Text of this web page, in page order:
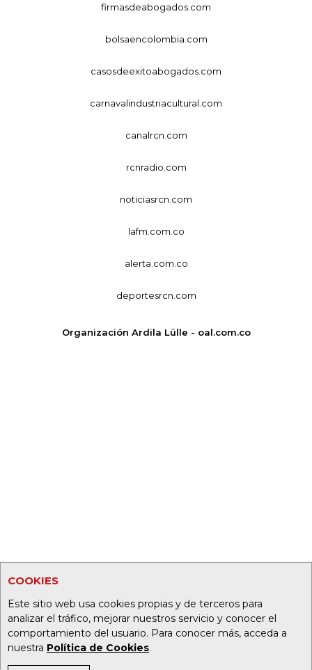
COOKIES
Este sitio web usa cookies propias y de terceros para
analizar el tráfico, mejorar nuestros servicio y conocer el
comportamiento del usuario. Para conocer más, acceda a
nuestra Política de Cookies.
firmasdeabogados.com
bolsaencolombia.com
casosdeexitoabogados.com
carnavalindustriacultural.com
canalrcn.com
rcnradio.com
noticiasrcn.com
lafm.com.co
alerta.com.co
deportesrcn.com
Organización Ardila Lülle - oal.com.co